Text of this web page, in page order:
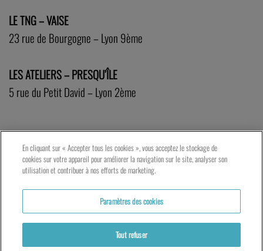
LE TNG – VAISE
23 rue de Bourgogne – Lyon 9ème
LES ATELIERS – PRESQU’ÎLE
5 rue du Petit David – Lyon 2ème
En cliquant sur « Accepter tous les cookies », vous acceptez le stockage de
cookies sur votre appareil pour améliorer la navigation sur le site, analyser son
utilisation et contribuer à nos efforts de marketing.
Paramètres des cookies
Tout refuser